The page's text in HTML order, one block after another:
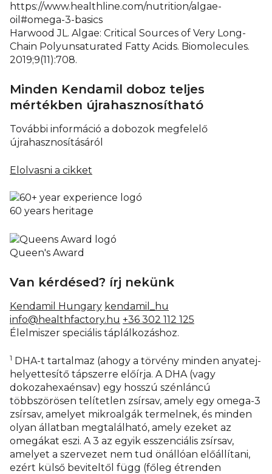
https://www.healthline.com/nutrition/algae-
oil#omega-3-basics
Harwood JL. Algae: Critical Sources of Very Long-
Chain Polyunsaturated Fatty Acids. Biomolecules.
2019;9(11):708.
Minden Kendamil doboz teljes
mértékben újrahasznosítható
További információ a dobozok megfelelő
újrahasznosításáról
Elolvasni a cikket
60 years heritage
Queen's Award
Van kérdésed? írj nekünk
Kendamil Hungary kendamil_hu
info@healthfactory.hu +36 302 112 125
Élelmiszer speciális táplálkozáshoz.
1 DHA-t tartalmaz (ahogy a törvény minden anyatej-
helyettesítő tápszerre előírja. A DHA (vagy
dokozahexaénsav) egy hosszú szénláncú
többszörösen telítetlen zsírsav, amely egy omega-3
zsírsav, amelyet mikroalgák termelnek, és minden
olyan állatban megtalálható, amely ezeket az
omegákat eszi. A 3 az egyik esszenciális zsírsav,
amelyet a szervezet nem tud önállóan előállítani,
ezért külső beviteltől függ (főleg étrenden